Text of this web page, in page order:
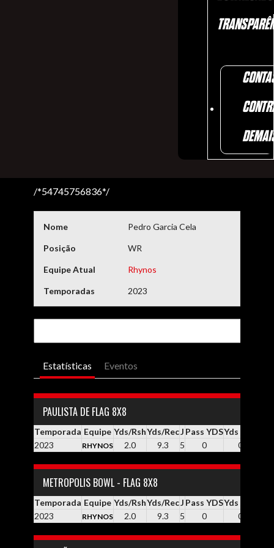
/*54745756836*/
Nome Pedro Garcia Cela
Posição WR
Equipe Atual Rhynos
Temporadas 2023
Estatísticas Eventos
PAULISTA DE FLAG 8X8
Temporada Equipe Yds/RshYds/RecJ Pass YDSYds / Pass
2023
RHYNOS 2.0 9.3 5 0 0.0
METROPOLIS BOWL - FLAG 8X8
Temporada Equipe Yds/RshYds/RecJ Pass YDSYds / Pass
2023
RHYNOS 2.0 9.3 5 0 0.0